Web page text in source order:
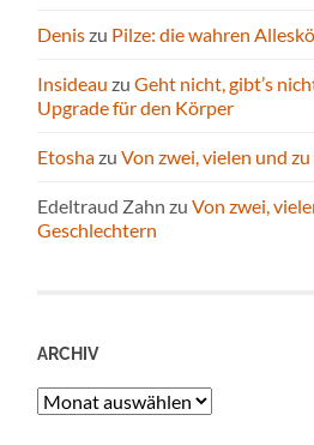
Deniszu Pilze: die wahren
Insideau zuGeht nicht, gibt’s
Upgrade für den Körper
EtoshazuVon zwei, vielen und
Edeltraud Zahn zuVon zwei,
Geschlechtern
ARCHIV
Archiv